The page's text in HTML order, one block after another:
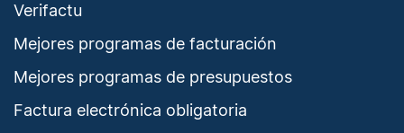
Verifactu
Mejores programas de facturación
Mejores programas de presupuestos
Factura electrónica obligatoria